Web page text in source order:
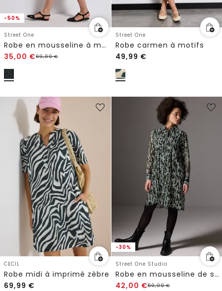
-50%
Street One
Robe en mousseline à motifs
35,00 €69,99€
Street One
Robe carmen à motifs
49,99 €
CECIL
Robe midi à imprimé zèbre
69,99 €
-30%
Street One Studio
Robe en mousseline de soie avec volants
42,00 €59,99€